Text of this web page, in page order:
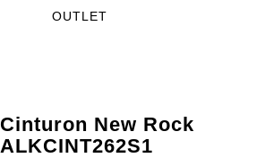
OUTLET
Cinturon New Rock
ALKCINT262S1